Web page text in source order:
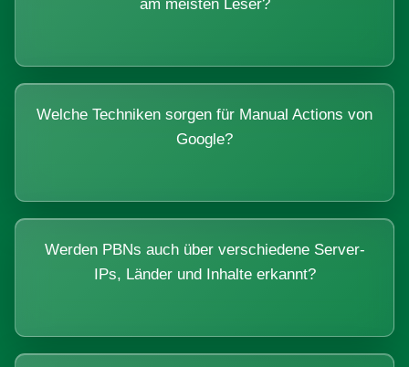
am meisten Leser?
Welche Techniken sorgen für Manual Actions von
Google?
Werden PBNs auch über verschiedene Server-
IPs, Länder und Inhalte erkannt?